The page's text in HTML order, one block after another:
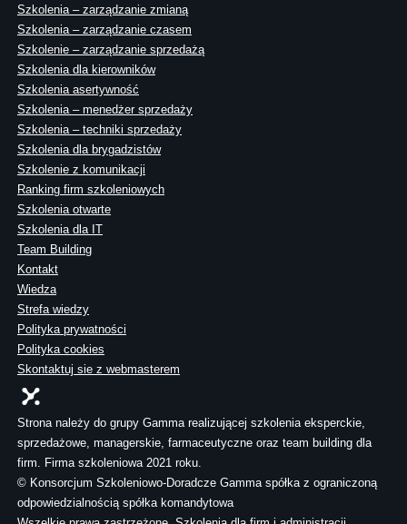
Szkolenia – zarządzanie zmianą
Szkolenia – zarządzanie czasem
Szkolenie – zarządzanie sprzedażą
Szkolenia dla kierowników
Szkolenia asertywność
Szkolenia – menedżer sprzedaży
Szkolenia – techniki sprzedaży
Szkolenia dla brygadzistów
Szkolenie z komunikacji
Ranking firm szkoleniowych
Szkolenia otwarte
Szkolenia dla IT
Team Building
Kontakt
Wiedza
Strefa wiedzy
Polityka prywatności
Polityka cookies
Skontaktuj sie z webmasterem
Strona należy do grupy Gamma realizującej szkolenia eksperckie,
sprzedażowe, managerskie, farmaceutyczne oraz team building dla
firm. Firma szkoleniowa 2021 roku.
© Konsorcjum Szkoleniowo-Doradcze Gamma spółka z ograniczoną
odpowiedzialnością spółka komandytowa